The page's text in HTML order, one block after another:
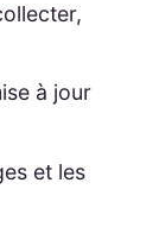
à jour
et les